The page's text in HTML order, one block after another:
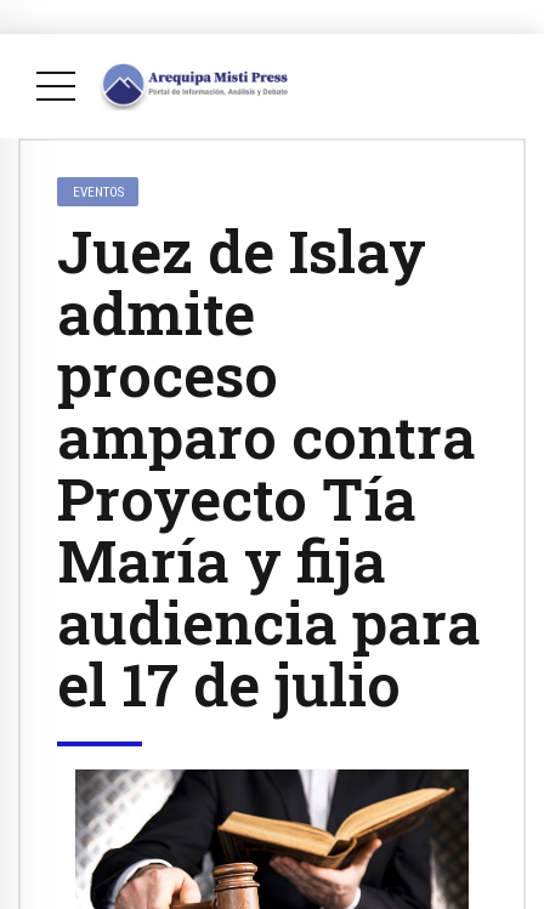
EVENTOS
Juez de Islay
admite
proceso
amparo contra
Proyecto Tía
María y fija
audiencia para
el 17 de julio